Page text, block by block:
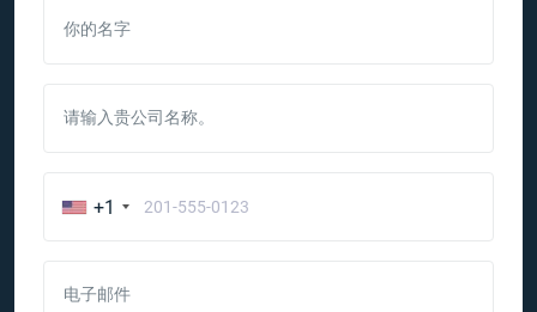
你的名字
请输入贵公司名称。
+1
电子邮件